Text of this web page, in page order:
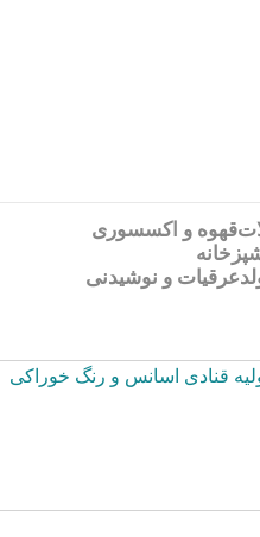
قهوه و اکسسوری
عرقیات و نوشیدنی
قنادی اسانس و رنگ خوراکی